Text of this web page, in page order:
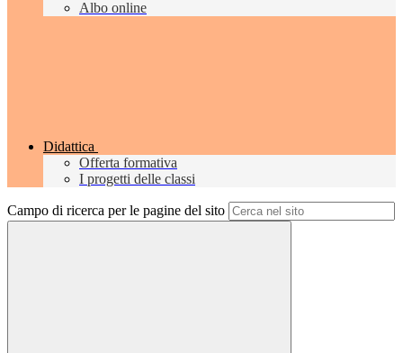
Albo online
Didattica
Offerta formativa
I progetti delle classi
Campo di ricerca per le pagine del sito